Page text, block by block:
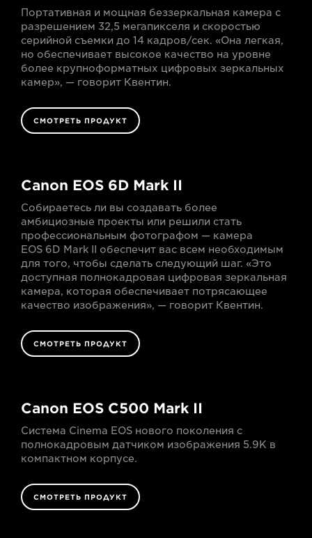
Портативная и мощная беззеркальная камера с
разрешением 32,5 мегапикселя и скоростью
серийной съемки до 14 кадров/сек. «Она легкая,
но обеспечивает высокое качество на уровне
более крупноформатных цифровых зеркальных
камер», — говорит Квентин.
СМОТРЕТЬ ПРОДУКТ
Canon EOS 6D Mark II
Собираетесь ли вы создавать более
амбициозные проекты или решили стать
профессиональным фотографом — камера
EOS 6D Mark II обеспечит вас всем необходимым
для того, чтобы сделать следующий шаг. «Это
доступная полнокадровая цифровая зеркальная
камера, которая обеспечивает потрясающее
качество изображения», — говорит Квентин.
СМОТРЕТЬ ПРОДУКТ
Canon EOS C500 Mark II
Система Cinema EOS нового поколения с
полнокадровым датчиком изображения 5.9K в
компактном корпусе.
СМОТРЕТЬ ПРОДУКТ